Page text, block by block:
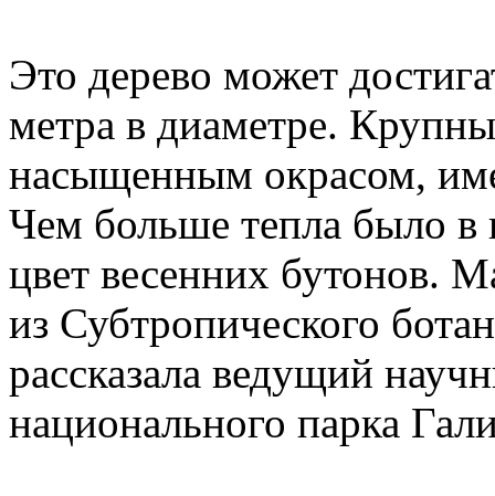
Это дерево может
метра в диаметре.
насыщенным окрасом,
Чем больше тепла было в
цвет весенних бутонов.
из Субтропического
рассказала ведущий
национального парка